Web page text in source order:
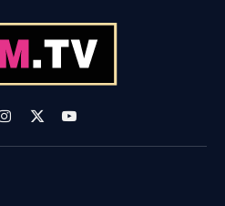
Instagram
X
(Twitter)
YouTube